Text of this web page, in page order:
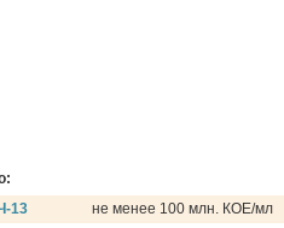
13
не менее 100 млн. КОЕ/мл